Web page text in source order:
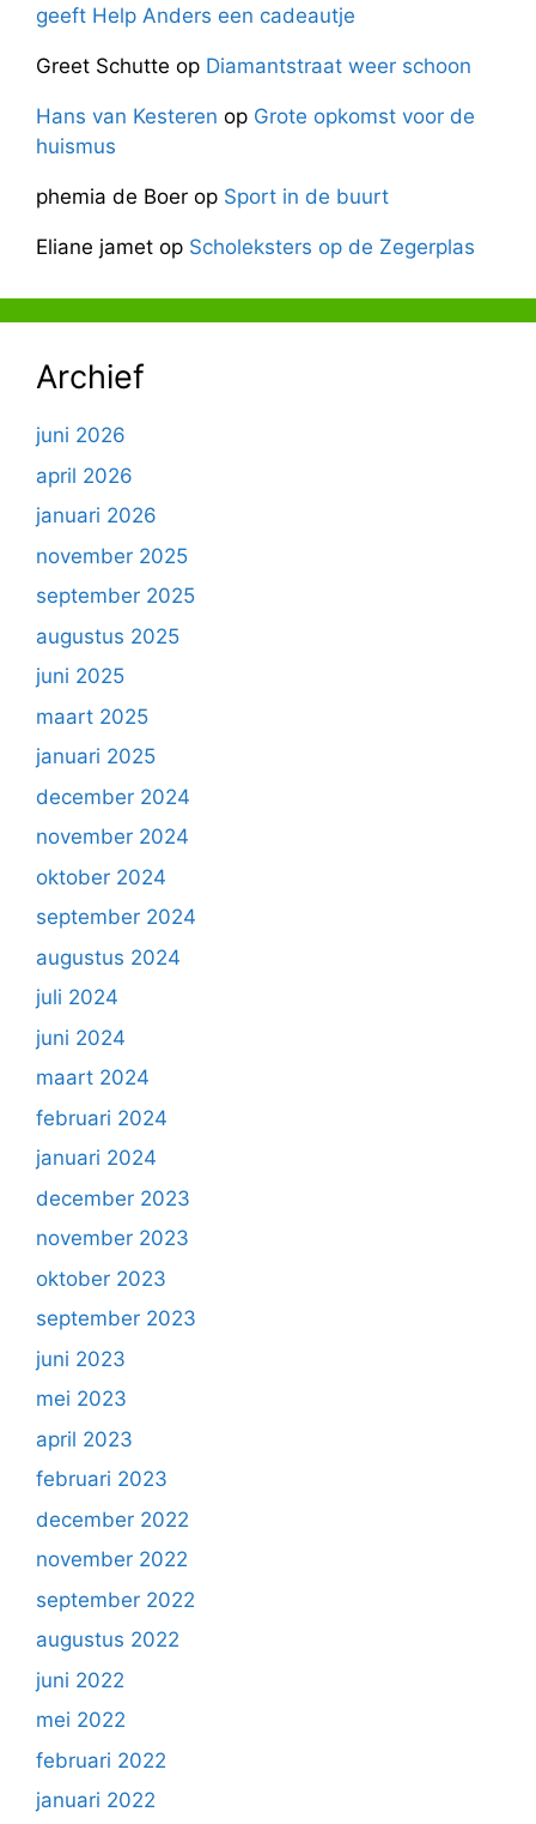
geeft Help Anders een cadeautje
Greet Schutte op Diamantstraat weer schoon
Hans van Kesteren op Grote opkomst voor de
huismus
phemia de Boer op Sport in de buurt
Eliane jamet op Scholeksters op de Zegerplas
Archief
juni 2026
april 2026
januari 2026
november 2025
september 2025
augustus 2025
juni 2025
maart 2025
januari 2025
december 2024
november 2024
oktober 2024
september 2024
augustus 2024
juli 2024
juni 2024
maart 2024
februari 2024
januari 2024
december 2023
november 2023
oktober 2023
september 2023
juni 2023
mei 2023
april 2023
februari 2023
december 2022
november 2022
september 2022
augustus 2022
juni 2022
mei 2022
februari 2022
januari 2022